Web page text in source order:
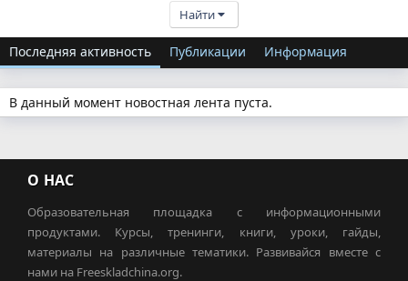
Найти
Последняя активность Публикации Информация
В данный момент новостная лента пуста.
О НАС
Образовательная площадка с информационными
продуктами. Курсы, тренинги, книги, уроки, гайды,
материалы на различные тематики. Развивайся вместе с
нами на Freeskladchina.org.